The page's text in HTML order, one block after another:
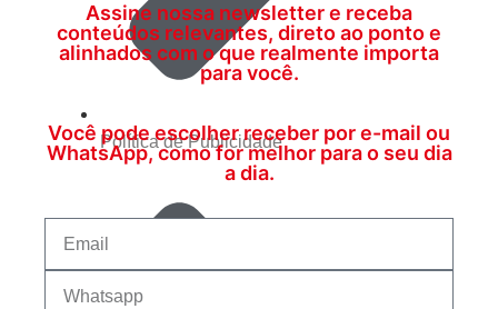
Política de Publicidade
Assine nossa newsletter e receba
conteúdos relevantes, direto ao ponto e
alinhados com o que realmente importa
para você.
Você pode escolher receber por e-mail ou
WhatsApp, como for melhor para o seu dia
a dia.